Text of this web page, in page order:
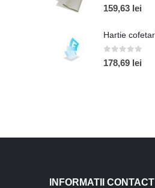
0 out of 5
159,63 lei
0out of 5
178,69 lei
INFORMATII CONTACT